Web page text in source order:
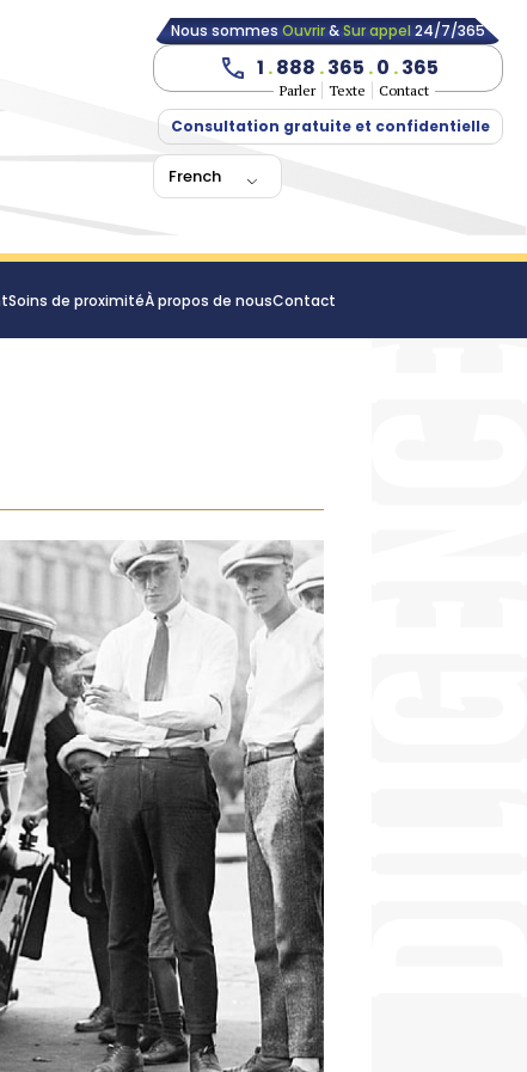
Nous sommesOuvrir&Sur appel24/7/365
1 .888 .365 .0 .365
Parler Texte Contact
Consultation gratuite et confidentielle
French
Soins de proximitéÀ propos de nousContact